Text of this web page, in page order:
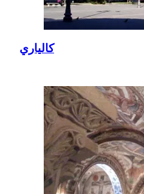
كالياري